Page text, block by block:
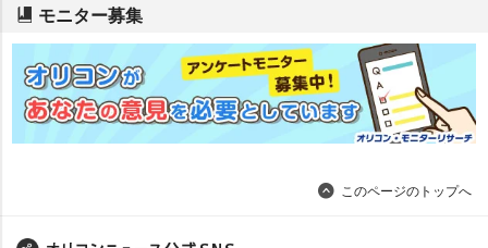
モニター募集
このページのトップへ